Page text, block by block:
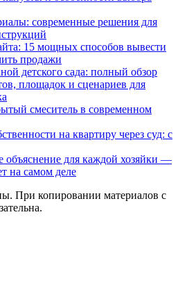
современные решения для
15 мощных способов вывести
продажи
детского сада: полный обзор
площадок и сценариев для
смеситель в современном
на квартиру через суд: с
объяснение для каждой хозяйки —
на самом деле
При копировании материалов с